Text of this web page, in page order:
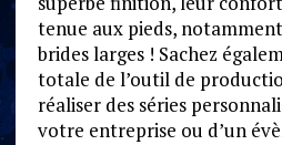
tenue aux pieds,
brides larges ! Sachez
totale de l’outil de
réaliser des séries
votre entreprise ou d’un